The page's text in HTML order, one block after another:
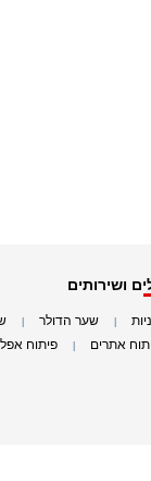
ושירותים
שער הדולר
אתרים פיתוח